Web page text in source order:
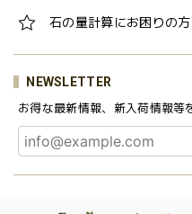
石の量計算にお困りの
NEWSLETTER
お得な最新情報、新入荷情報等